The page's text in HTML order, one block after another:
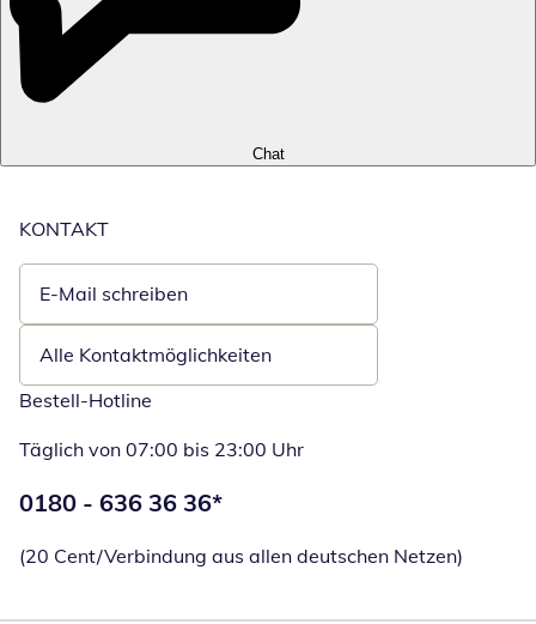
Chat
KONTAKT
E-Mail schreiben
Öffnet E-Mail-Client
Alle Kontaktmöglichkeiten
Bestell-Hotline
Täglich von 07:00 bis 23:00 Uhr
Telefonnummer:
0180 - 636 36 36*
(20 Cent/Verbindung aus allen deutschen Netzen)